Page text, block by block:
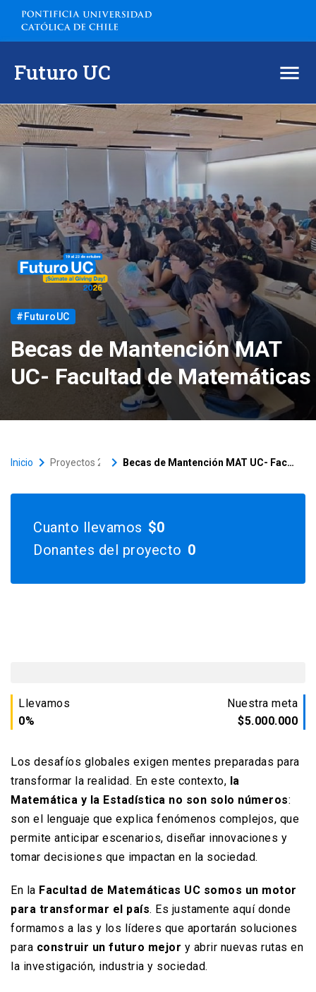
Futuro UC
Inicio
¿Cómo participar en la campaña?
Proyectos 2026
Actividades
Dona desde el extranjero
Versiones anteriores
#FuturoUC
Becas de Mantención MAT
UC- Facultad de Matemáticas
Inicio keyboard_arrow_right Proyectos 2026
keyboard_arrow_right Becas de Mantención MAT UC- Facultad de Matemáticas
Cuanto llevamos $0
Donantes del proyecto 0
Llevamos
0%
Nuestra meta
$5.000.000
Los desafíos globales exigen mentes preparadas para
transformar la realidad. En este contexto, la
Matemática y la Estadística no son solo números:
son el lenguaje que explica fenómenos complejos, que
permite anticipar escenarios, diseñar innovaciones y
tomar decisiones que impactan en la sociedad.
En la Facultad de Matemáticas UC somos un motor
para transformar el país. Es justamente aquí donde
formamos a las y los líderes que aportarán soluciones
para construir un futuro mejor y abrir nuevas rutas en
la investigación, industria y sociedad.